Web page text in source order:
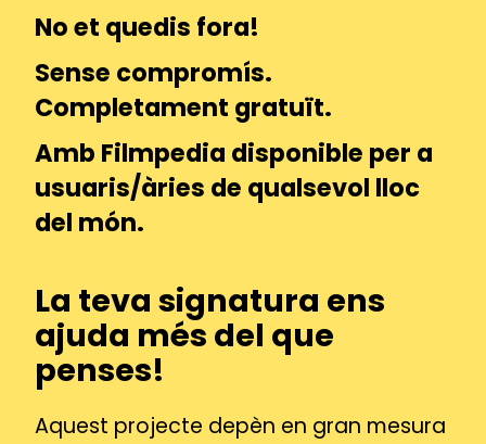
No et quedis fora!
Sense compromís.
Completament gratuït.
Amb Filmpedia disponible per a
usuaris/àries de qualsevol lloc
del món.
La teva signatura ens
ajuda més del que
penses!
Aquest projecte depèn en gran mesura